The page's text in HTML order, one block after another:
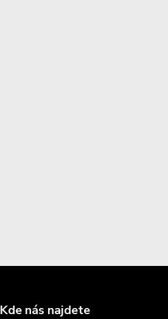
Kde nás najdete